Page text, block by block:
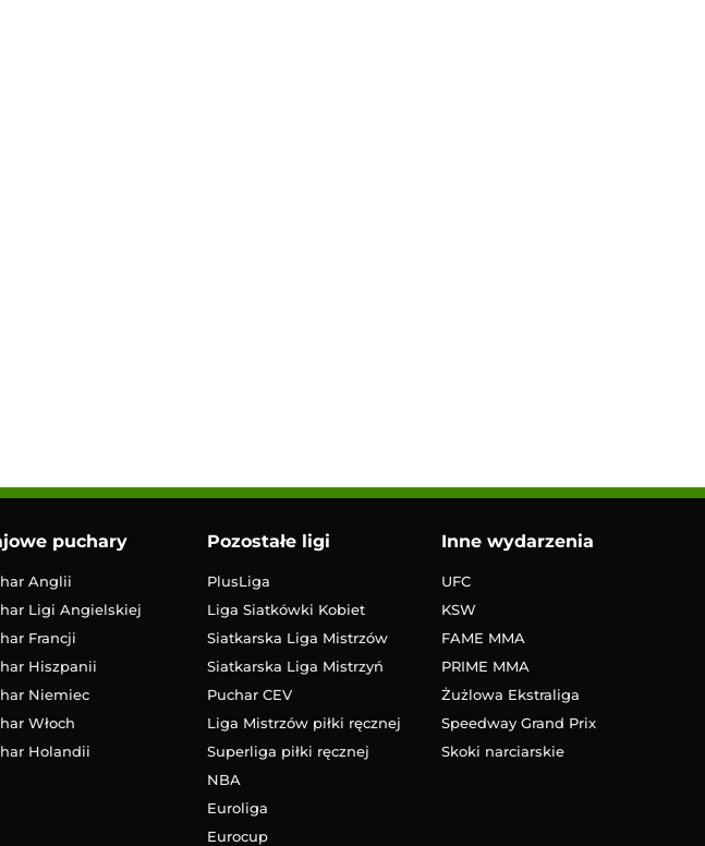
puchary
Anglii
Ligi Angielskiej
Francji
Hiszpanii
Niemiec
Włoch
Holandii
Pozostałe ligi
PlusLiga
Liga Siatkówki Kobiet
Siatkarska Liga Mistrzów
Siatkarska Liga Mistrzyń
Puchar CEV
Liga Mistrzów piłki ręcznej
Superliga piłki ręcznej
NBA
Euroliga
Eurocup
Inne wydarzenia
UFC
KSW
FAME MMA
PRIME MMA
Żużlowa Ekstraliga
Speedway Grand Prix
Skoki narciarskie